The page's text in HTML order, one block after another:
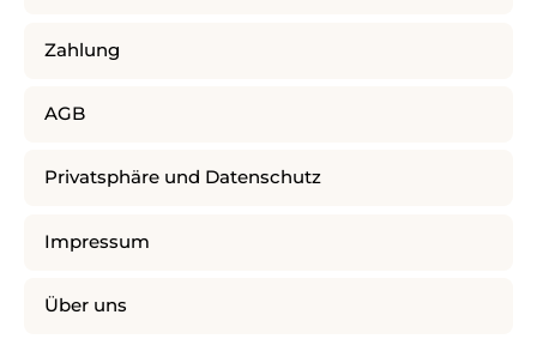
Zahlung
AGB
Privatsphäre und Datenschutz
Impressum
Über uns